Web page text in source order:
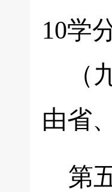
10学
（
由省
第